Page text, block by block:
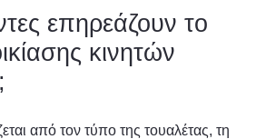
επηρεάζουν το
κινητών
από τον τύπο της τουαλέτας, τη